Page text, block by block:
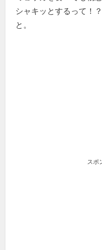
シャキッとするって！
と。
スポ